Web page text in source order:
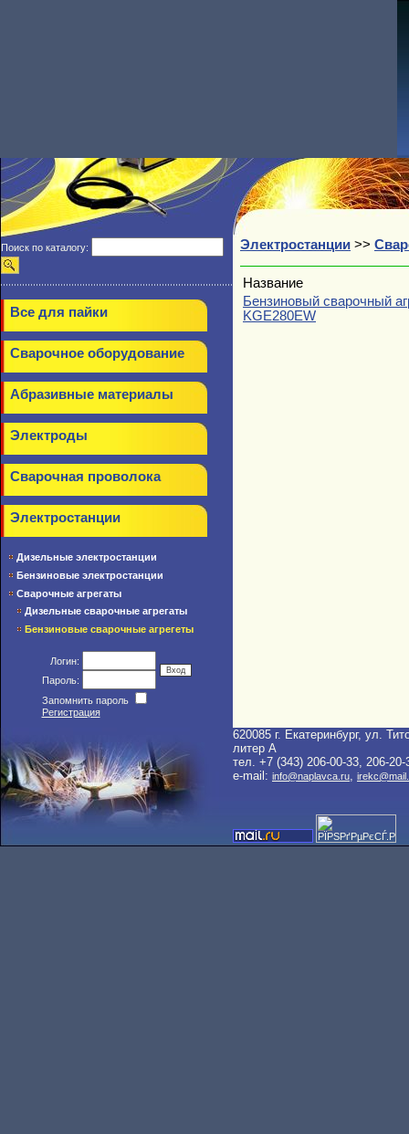
Поиск по каталогу:
Все для пайки
Сварочное оборудование
Абразивные материалы
Электроды
Сварочная проволока
Электростанции
Дизельные электростанции
Бензиновые электростанции
Сварочные агрегаты
Дизельные сварочные агрегаты
Бензиновые сварочные агрегеты
Логин:
Пароль:
Запомнить пароль
Регистрация
Электростанции >>
Название
Бензиновый сварочный
KGE280EW
620085 г. Екатеринбург, ул.
литер A
тел. +7 (343) 206-00-33, 206-20-
e-mail: info@naplavca.ru,